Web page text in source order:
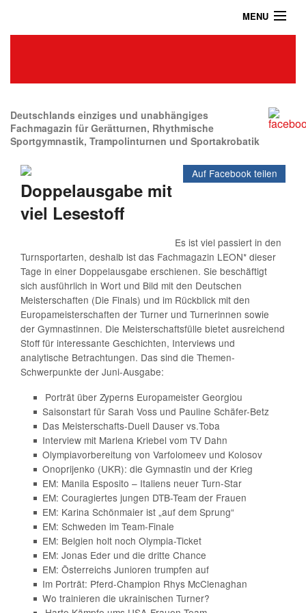
MENU
Abonnieren
Shop
Über uns
Kontakt / Impressum / Datenschutz
Deutschlands einziges und unabhängiges
Fachmagazin für Gerätturnen, Rhythmische
Sportgymnastik, Trampolinturnen und Sportakrobatik
Auf Facebook teilen
Doppelausgabe mit
viel Lesestoff
Es ist viel passiert in den
Turnsportarten, deshalb ist das Fachmagazin LEON* dieser
Tage in einer Doppelausgabe erschienen. Sie beschäftigt
sich ausführlich in Wort und Bild mit den Deutschen
Meisterschaften (Die Finals) und im Rückblick mit den
Europameisterschaften der Turner und Turnerinnen sowie
der Gymnastinnen. Die Meisterschaftsfülle bietet ausreichend
Stoff für interessante Geschichten, Interviews und
analytische Betrachtungen. Das sind die Themen-
Schwerpunkte der Juni-Ausgabe:
Porträt über Zyperns Europameister Georgiou
Saisonstart für Sarah Voss und Pauline Schäfer-Betz
Das Meisterschafts-Duell Dauser vs.Toba
Interview mit Marlena Kriebel vom TV Dahn
Olympiavorbereitung von Varfolomeev und Kolosov
Onoprijenko (UKR): die Gymnastin und der Krieg
EM: Manila Esposito – Italiens neuer Turn-Star
EM: Couragiertes jungen DTB-Team der Frauen
EM: Karina Schönmaier ist „auf dem Sprung“
EM: Schweden im Team-Finale
EM: Belgien holt noch Olympia-Ticket
EM: Jonas Eder und die dritte Chance
EM: Österreichs Junioren trumpfen auf
Im Porträt: Pferd-Champion Rhys McClenaghan
Wo trainieren die ukrainischen Turner?